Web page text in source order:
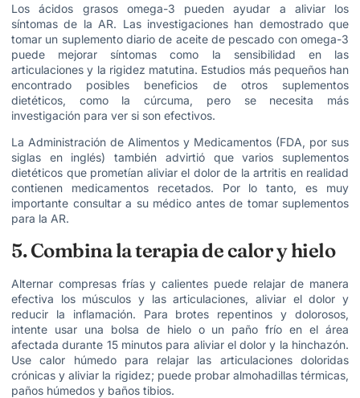
Los ácidos grasos omega-3 pueden ayudar a aliviar los
síntomas de la AR. Las investigaciones han demostrado que
tomar un suplemento diario de aceite de pescado con omega-3
puede mejorar síntomas como la sensibilidad en las
articulaciones y la rigidez matutina. Estudios más pequeños han
encontrado posibles beneficios de otros suplementos
dietéticos, como la cúrcuma, pero se necesita más
investigación para ver si son efectivos.
La Administración de Alimentos y Medicamentos (FDA, por sus
siglas en inglés) también advirtió que varios suplementos
dietéticos que prometían aliviar el dolor de la artritis en realidad
contienen medicamentos recetados. Por lo tanto, es muy
importante consultar a su médico antes de tomar suplementos
para la AR.
5. Combina la terapia de calor y hielo
Alternar compresas frías y calientes puede relajar de manera
efectiva los músculos y las articulaciones, aliviar el dolor y
reducir la inflamación. Para brotes repentinos y dolorosos,
intente usar una bolsa de hielo o un paño frío en el área
afectada durante 15 minutos para aliviar el dolor y la hinchazón.
Use calor húmedo para relajar las articulaciones doloridas
crónicas y aliviar la rigidez; puede probar almohadillas térmicas,
paños húmedos y baños tibios.